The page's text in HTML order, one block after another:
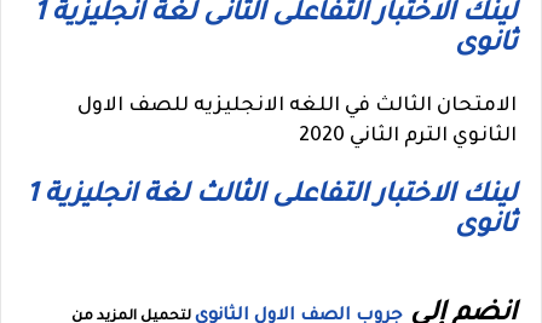
لينك الاختبار التفاعلى الثانى لغة انجليزية 1
ثانوى
الامتحان الثالث في اللغه الانجليزيه للصف الاول
الثانوي الترم الثاني 2020
لينك الاختبار التفاعلى الثالث لغة انجليزية 1
ثانوى
انضم إلى جروب الصف الاول الثانوى لتحميل المزيد من